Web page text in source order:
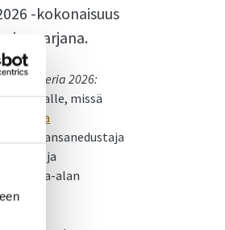
-kokonaisuus
sarjana.
2026:
missä
, kansanedustaja
, Maa- ja
peruna-alan